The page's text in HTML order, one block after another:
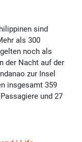
sind
als 300
noch als
der Nacht auf der
zur Insel
insgesamt 359
und 27